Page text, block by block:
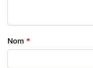
Nom *